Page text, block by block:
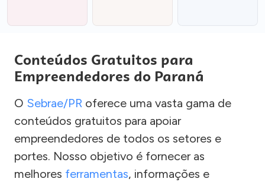
Conteúdos Gratuitos para
Empreendedores do Paraná
O Sebrae/PR oferece uma vasta gama de
conteúdos gratuitos para apoiar
empreendedores de todos os setores e
portes. Nosso objetivo é fornecer as
melhores ferramentas, informações e